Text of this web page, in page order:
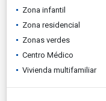
Zona infantil
Zona residencial
Zonas verdes
Centro Médico
Vivienda multifamiliar